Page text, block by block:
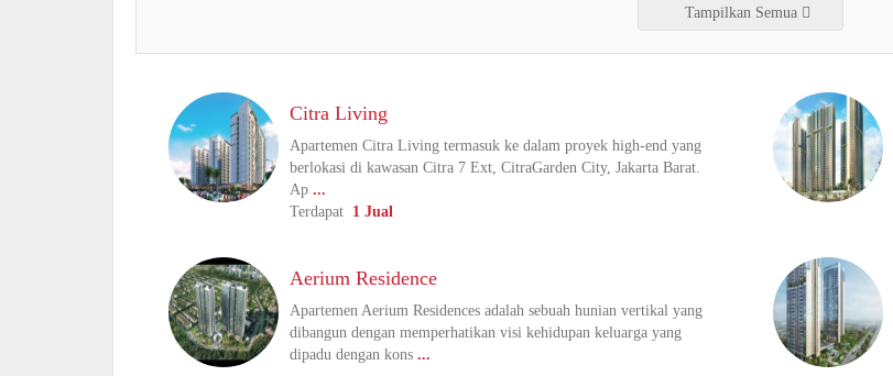
Tampilkan Semua
Citra Living
Apartemen Citra Living termasuk ke dalam proyek high-end yang
berlokasi di kawasan Citra 7 Ext, CitraGarden City, Jakarta Barat.
Ap ...
Terdapat 1 Jual
Aerium Residence
Apartemen Aerium Residences adalah sebuah hunian vertikal yang
dibangun dengan memperhatikan visi kehidupan keluarga yang
dipadu dengan kons ...